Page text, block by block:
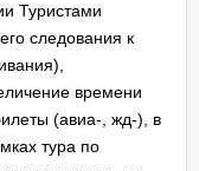
Туристами
следования к
времени
(авиа-, жд-), в
тура по